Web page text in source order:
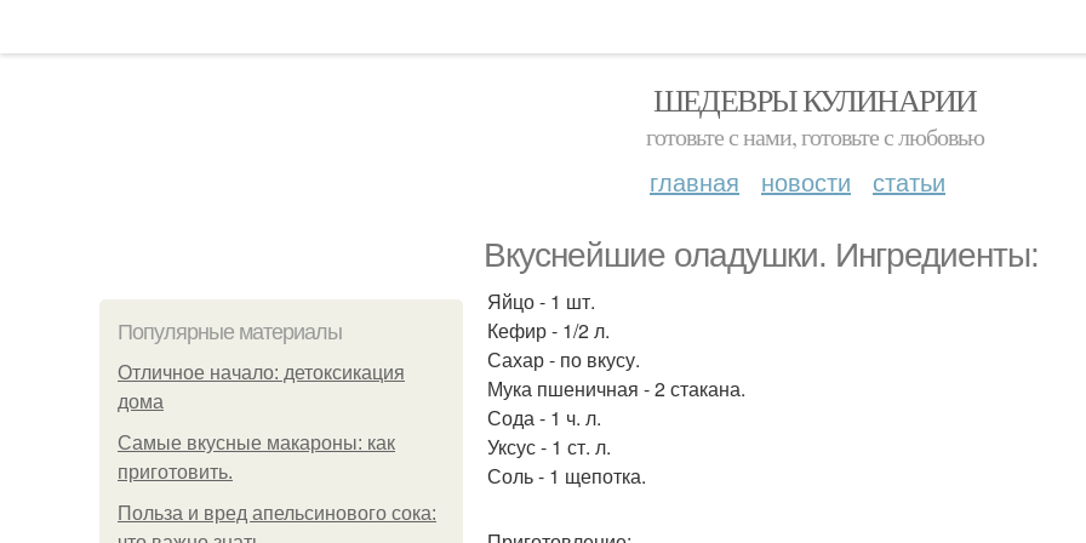
ШЕДЕВРЫ КУЛИНАРИИ
готовьте с нами, готовьте с любовью
главная новости статьи
Вкуснейшие оладушки. Ингредиенты:
Популярные материалы
Отличное начало: детоксикация
дома
Самые вкусные макароны: как
приготовить.
Польза и вред апельсинового сока:
Яйцо - 1 шт.
Кефир - 1/2 л.
Сахар - по вкусу.
Мука пшеничная - 2 стакана.
Сода - 1 ч. л.
Уксус - 1 ст. л.
Соль - 1 щепотка.